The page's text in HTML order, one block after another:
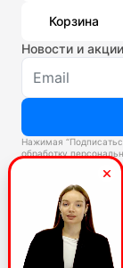
Корзина
Новости и
Нажимая
обработку
Склады
Владивосток
Екатеринбург
Красноярск